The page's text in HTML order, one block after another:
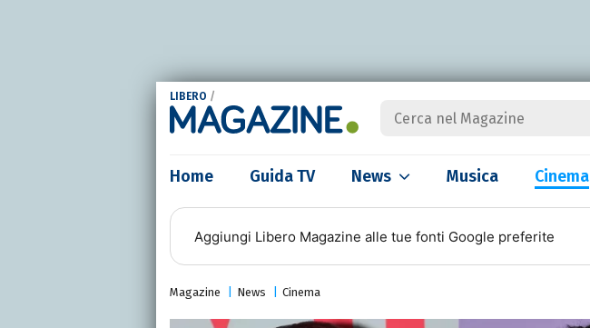
LIBERO /
Home Guida TV News Musica Cinema
Aggiungi Libero Magazine alle tue fonti Google preferite
Magazine News Cinema